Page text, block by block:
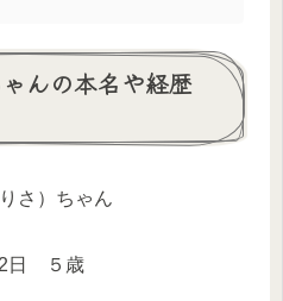
んの本名や経歴
さ）ちゃん
日 ５歳